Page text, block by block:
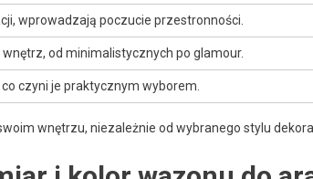
wprowadzają poczucie przestronności.
od minimalistycznych po glamour.
czyni je praktycznym wyborem.
wnętrzu, niezależnie od wybranego stylu